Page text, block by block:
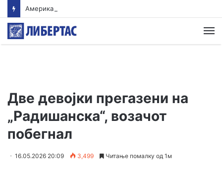
Две девојки прегазени на
„Радишанска“, возачот
побегнал
16.05.2026 20:09 3,499 Читање помалку од 1м